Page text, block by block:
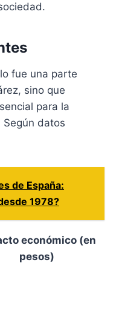
fue una parte
sino que
para la
datos
de España:
1978?
económico (en
pesos)